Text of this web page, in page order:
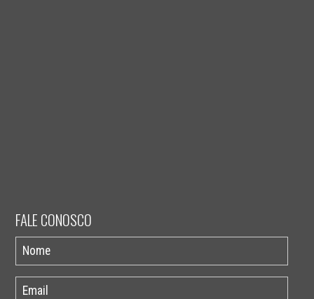
FALE CONOSCO